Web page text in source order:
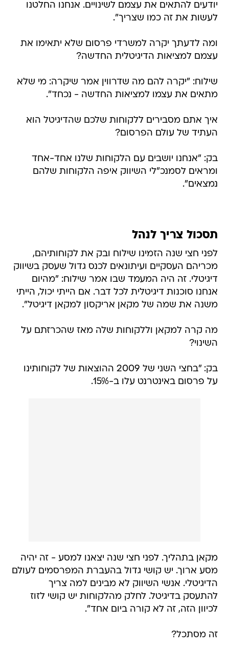
יודעים להתאים את עצמם לשינויים. אנחנו החלטנו
לעשות את זה כמו שצריך".
ומה לדעתך יקרה למשרדי פרסום שלא יתאימו את
עצמם למציאות הדיגיטלית החדשה?
שילוח: "יקרה להם מה שדרווין אמר שיקרה: מי שלא
מתאים את עצמו למציאות החדשה - נכחד".
איך אתם מסבירים ללקוחות שלכם שהדיגיטל הוא
העתיד של עולם הפרסום?
בק: "אנחנו יושבים עם הלקוחות שלנו אחד-אחד
ומראים לסמנכ"לי השיווק איפה הלקוחות שלהם
נמצאים".
תסכול צריך לנהל
לפני חצי שנה הזמינו שילוח ובק את לקוחותיהם,
מכריהם העסקיים ועיתונאים לכנס גדול שעסק בשיווק
דיגיטלי. זה היה המעמד שבו אמר שילוח: "מהיום
אנחנו סוכנות דיגיטלית לכל דבר. אם הייתי יכול, הייתי
משנה את שמה של מקאן אריקסון למקאן דיגיטל".
מה קרה למקאן וללקוחות שלה מאז שהכרזתם על
השינוי?
בק: "בחצי השני של 2009 ההוצאות של לקוחותינו
על פרסום באינטרנט עלו ב-15%.
מקאן בתהליך. לפני חצי שנה יצאנו למסע - זה יהיה
מסע ארוך. יש קושי גדול בהעברת המפרסמים לעולם
הדיגיטלי. אנשי השיווק לא מבינים למה צריך
להתעסק בדיגיטל. לחלק מהלקוחות יש קושי לזוז
לכיוון הזה, זה לא קורה ביום אחד".
זה מסתכל?